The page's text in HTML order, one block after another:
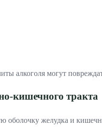
алкоголя могут
кишечного тракта
оболочку желудка и